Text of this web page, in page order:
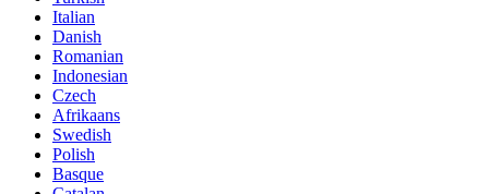
Italian
Danish
Romanian
Indonesian
Czech
Afrikaans
Swedish
Polish
Basque